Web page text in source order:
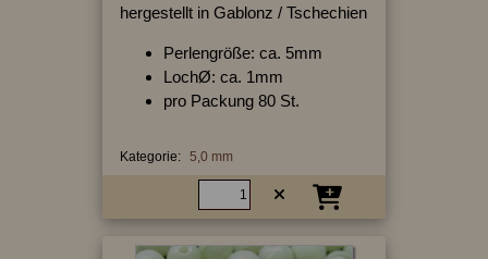
hergestellt in Gablonz / Tschechien
Perlengröße: ca. 5mm
LochØ: ca. 1mm
pro Packung 80 St.
Kategorie: 5,0 mm